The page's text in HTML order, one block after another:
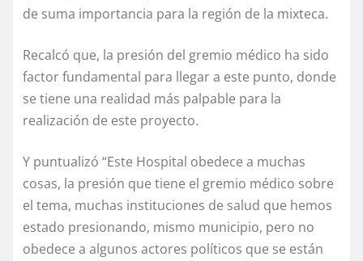
de suma importancia para la región de la mixteca.
Recalcó que, la presión del gremio médico ha sido
factor fundamental para llegar a este punto, donde
se tiene una realidad más palpable para la
realización de este proyecto.
Y puntualizó “Este Hospital obedece a muchas
cosas, la presión que tiene el gremio médico sobre
el tema, muchas instituciones de salud que hemos
estado presionando, mismo municipio, pero no
obedece a algunos actores políticos que se están